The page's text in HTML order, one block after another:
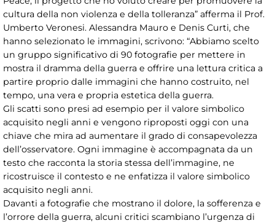
cultura della non violenza e della tolleranza” afferma il Prof.
Umberto Veronesi. Alessandra Mauro e Denis Curti, che
hanno selezionato le immagini, scrivono: “Abbiamo scelto
un gruppo significativo di 90 fotografie per mettere in
mostra il dramma della guerra e offrire una lettura critica a
partire proprio dalle immagini che hanno costruito, nel
tempo, una vera e propria estetica della guerra.
Gli scatti sono presi ad esempio per il valore simbolico
acquisito negli anni e vengono riproposti oggi con una
chiave che mira ad aumentare il grado di consapevolezza
dell’osservatore. Ogni immagine è accompagnata da un
testo che racconta la storia stessa dell’immagine, ne
ricostruisce il contesto e ne enfatizza il valore simbolico
acquisito negli anni.
Davanti a fotografie che mostrano il dolore, la sofferenza e
l’orrore della guerra, alcuni critici scambiano l’urgenza di